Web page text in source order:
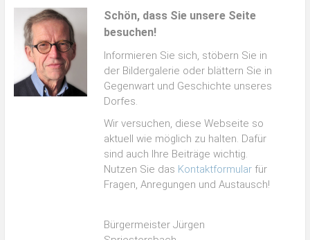
Schön, dass Sie unsere Seite
besuchen!
Informieren Sie sich, stöbern Sie in
der Bildergalerie oder blättern Sie in
Gegenwart und Geschichte unseres
Dorfes.
Wir versuchen, diese Webseite so
aktuell wie möglich zu halten. Dafür
sind auch Ihre Beiträge wichtig.
Nutzen Sie das Kontaktformular für
Fragen, Anregungen und Austausch!
Bürgermeister Jürgen